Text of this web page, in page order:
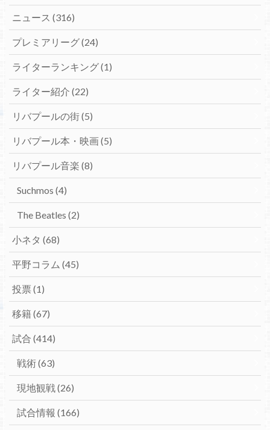
ニュース (316)
プレミアリーグ(24)
ライターランキング(1)
ライター紹介 (22)
リバプールの街(5)
リバプール本・映画(5)
リバプール音楽 (8)
Suchmos (4)
The Beatles (2)
小ネタ (68)
平野コラム (45)
投票 (1)
移籍(67)
試合 (414)
戦術(63)
現地観戦(26)
試合情報 (166)